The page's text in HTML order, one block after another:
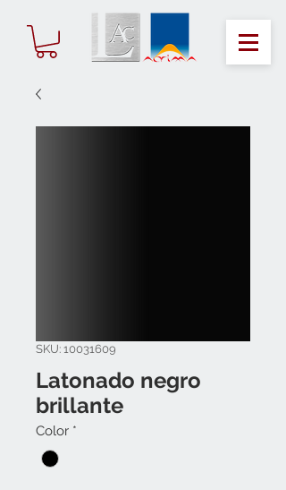
SKU: 10031609
Latonado negro
brillante
Color *